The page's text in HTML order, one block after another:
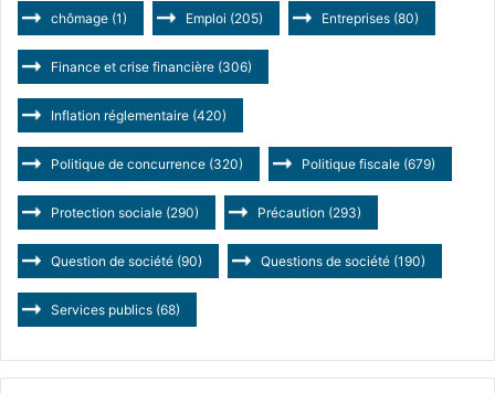
chômage (1) Emploi (205) Entreprises (80)
Finance et crise financière (306)
Inflation réglementaire (420)
Politique de concurrence (320) Politique fiscale (679)
Protection sociale (290) Précaution (293)
Question de société (90) Questions de société (190)
Services publics (68)